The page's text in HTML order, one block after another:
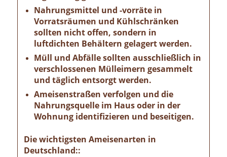
Nahrungsmittel und -vorräte in
Vorratsräumen und Kühlschränken
sollten nicht offen, sondern in
luftdichten Behältern gelagert werden.
Müll und Abfälle sollten ausschließlich in
verschlossenen Mülleimern gesammelt
und täglich entsorgt werden.
Ameisenstraßen verfolgen und die
Nahrungsquelle im Haus oder in der
Wohnung identifizieren und beseitigen.
Die wichtigsten Ameisenarten in
Deutschland::